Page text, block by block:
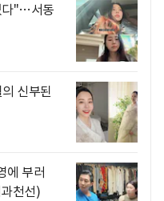
다"…서동
신부된
에 부러
천선)